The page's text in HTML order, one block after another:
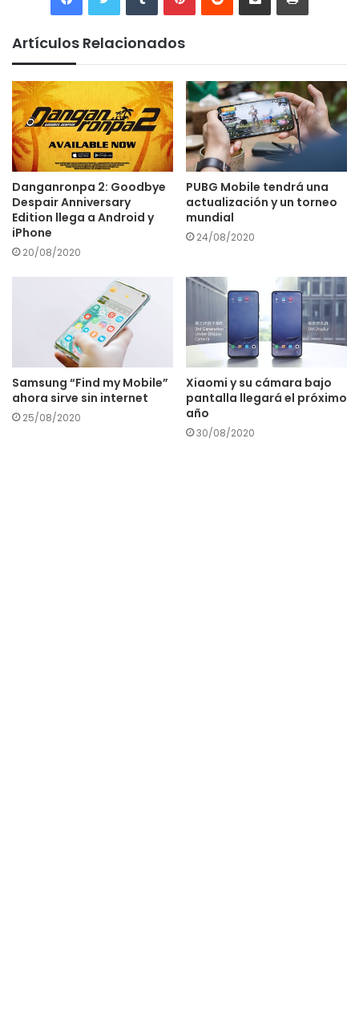
Artículos Relacionados
Danganronpa 2: Goodbye
Despair Anniversary
Edition llega a Android y
iPhone
20/08/2020
PUBG Mobile tendrá una
actualización y un torneo
mundial
24/08/2020
Samsung “Find my Mobile”
ahora sirve sin internet
25/08/2020
Xiaomi y su cámara bajo
pantalla llegará el próximo
año
30/08/2020